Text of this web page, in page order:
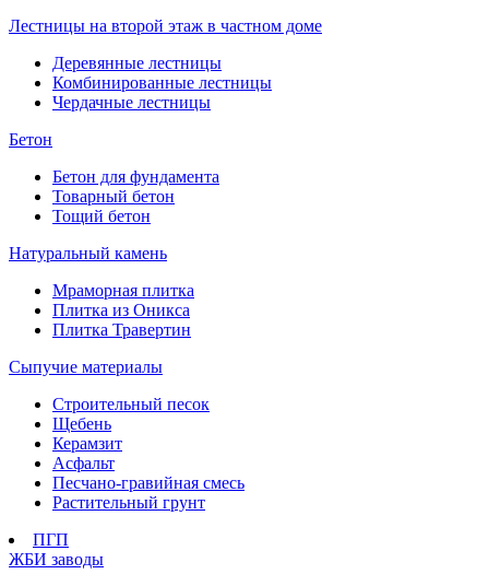
Лестницы на второй этаж в частном доме
Деревянные лестницы
Комбинированные лестницы
Чердачные лестницы
Бетон
Бетон для фундамента
Товарный бетон
Тощий бетон
Натуральный камень
Мраморная плитка
Плитка из Оникса
Плитка Травертин
Сыпучие материалы
Строительный песок
Щебень
Керамзит
Асфальт
Песчано-гравийная смесь
Растительный грунт
ПГП
ЖБИ заводы